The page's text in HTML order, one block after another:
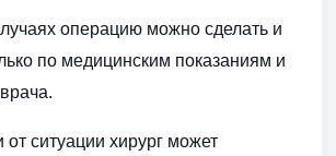
операцию можно сделать и
по медицинским показаниям и
от ситуации хирург может